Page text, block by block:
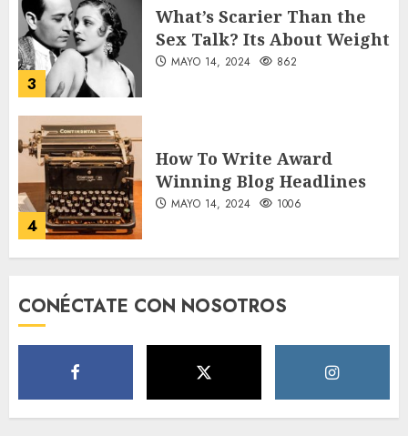
3
MAYO 14, 2024 862
MAYO 14, 2024 1006
5
Need to Know About the
Classic Cars in a Retro
Movie?
CONÉCTATE CON NOSOTROS